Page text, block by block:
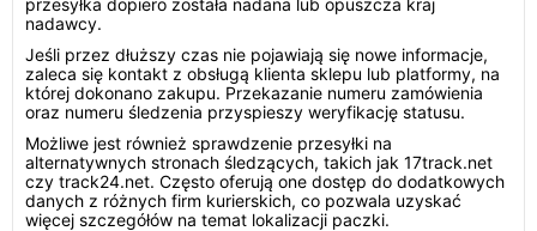
przesyłka dopiero została nadana lub opuszcza kraj
nadawcy.
Jeśli przez dłuższy czas nie pojawiają się nowe informacje,
zaleca się kontakt z obsługą klienta sklepu lub platformy, na
której dokonano zakupu. Przekazanie numeru zamówienia
oraz numeru śledzenia przyspieszy weryfikację statusu.
Możliwe jest również sprawdzenie przesyłki na
alternatywnych stronach śledzących, takich jak 17track.net
czy track24.net. Często oferują one dostęp do dodatkowych
danych z różnych firm kurierskich, co pozwala uzyskać
więcej szczegółów na temat lokalizacji paczki.